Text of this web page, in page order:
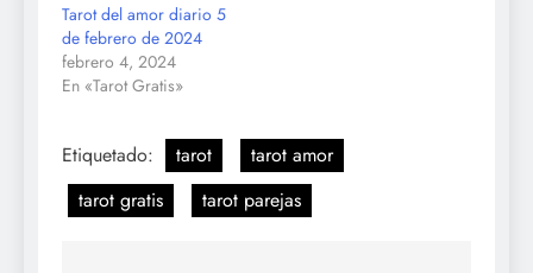
Tarot del amor diario 5
de febrero de 2024
febrero 4, 2024
En «Tarot Gratis»
Etiquetado: tarot
tarot amor
tarot gratis
tarot parejas